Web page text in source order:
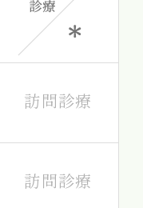
訪問診療
訪問診療